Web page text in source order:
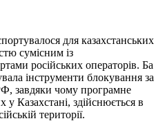
для казахстанських
сумісним із
російських операторів. Ба
інструменти блокування за
завдяки чому програмне
Казахстані, здійснюється в
території.